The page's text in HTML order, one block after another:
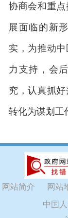
协商会和重
展面临的新
实，为推动
力支持，会
究，认真抓
转化为谋划工
网站简介 网站
中国